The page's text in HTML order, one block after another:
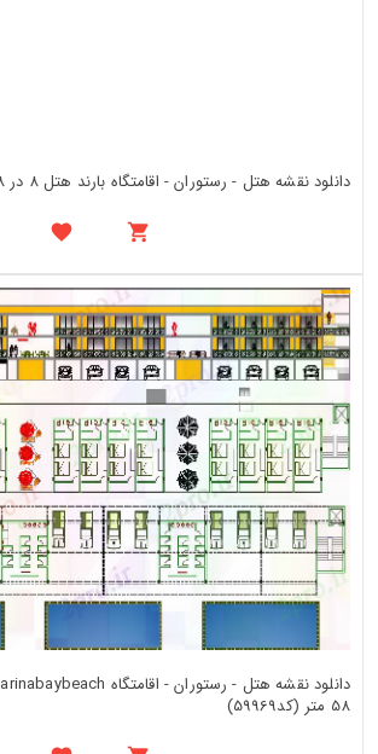
دانلود نقشه هتل - رستوران - اقامتگاه بارند هتل 8 در 18 متر (کد59973)
58 متر (کد59969)